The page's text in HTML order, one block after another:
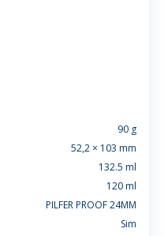
90 g
52,2 × 103 mm
132.5 ml
120 ml
PILFER PROOF 24MM
Sim